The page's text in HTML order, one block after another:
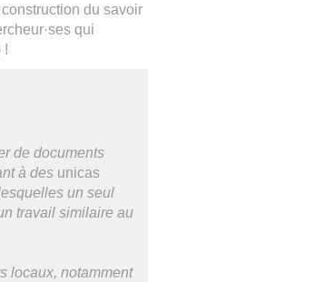
du savoir
qui
!
de documents
à des unicas
un seul
travail similaire au
locaux, notamment